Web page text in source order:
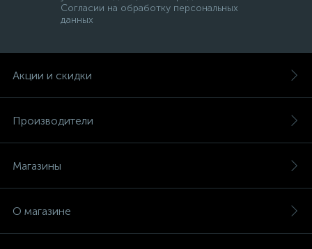
Согласии на обработку персональных
данных
Акции и скидки
Производители
Магазины
О магазине